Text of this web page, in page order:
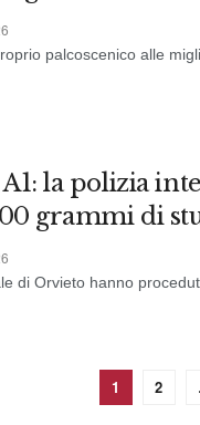
palcoscenico alle
la polizia
grammi di
di Orvieto hanno
1 2